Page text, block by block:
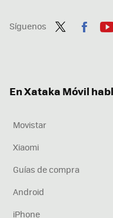
Síguenos
En Xataka Móvil
Movistar
Xiaomi
Guías de compra
Android
iPhone